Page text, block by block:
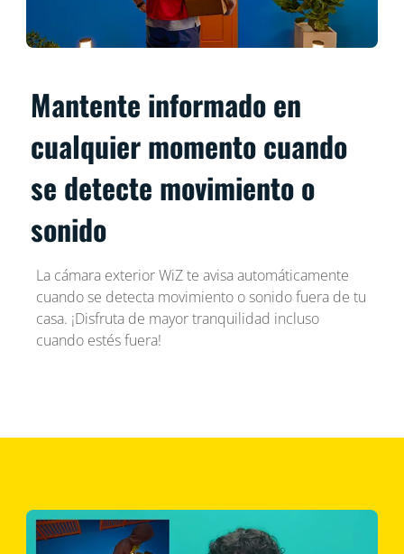
Mantente informado en
cualquier momento cuando
se detecte movimiento o
sonido
La cámara exterior WiZ te avisa automáticamente
cuando se detecta movimiento o sonido fuera de tu
casa. ¡Disfruta de mayor tranquilidad incluso
cuando estés fuera!